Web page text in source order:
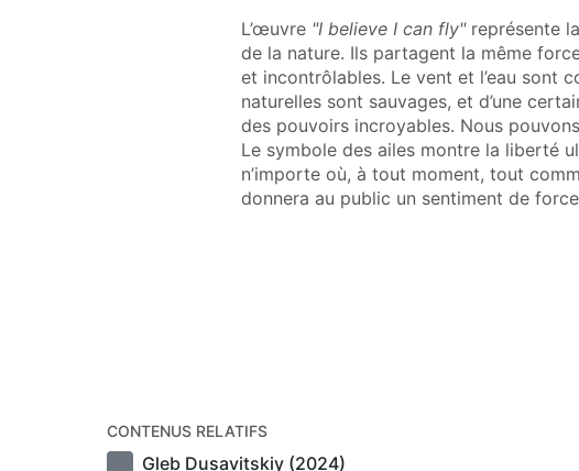
L’œuvre "I believe I can fly"représente
de la nature. Ils partagent la même
et incontrôlables. Le vent et l’eau sont
naturelles sont sauvages, et d’une
des pouvoirs incroyables. Nous
Le symbole des ailes montre la liberté
n’importe où, à tout moment, tout
donnera au public un sentiment de
CONTENUS RELATIFS
Gleb Dusavitskiy (2024)